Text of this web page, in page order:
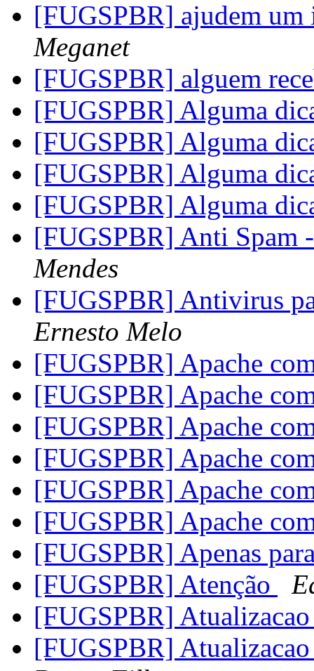
[FUGSPBR] ajudem
Meganet
[FUGSPBR] alguem
[FUGSPBR] Alguma
[FUGSPBR] Alguma
[FUGSPBR] Alguma
[FUGSPBR] Alguma
[FUGSPBR] Anti Spam
Mendes
[FUGSPBR] Antivirus
Ernesto Melo
[FUGSPBR] Apache
[FUGSPBR] Apache
[FUGSPBR] Apache
[FUGSPBR] Apache
[FUGSPBR] Apache
[FUGSPBR] Apache
[FUGSPBR] Apenas
[FUGSPBR] Atenção
[FUGSPBR]
[FUGSPBR]